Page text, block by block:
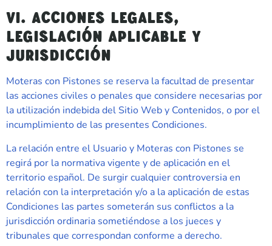
VI. ACCIONES LEGALES,
LEGISLACIÓN APLICABLE Y
JURISDICCIÓN
Moteras con Pistones se reserva la facultad de presentar
las acciones civiles o penales que considere necesarias por
la utilización indebida del Sitio Web y Contenidos, o por el
incumplimiento de las presentes Condiciones.
La relación entre el Usuario y Moteras con Pistones se
regirá por la normativa vigente y de aplicación en el
territorio español. De surgir cualquier controversia en
relación con la interpretación y/o a la aplicación de estas
Condiciones las partes someterán sus conflictos a la
jurisdicción ordinaria sometiéndose a los jueces y
tribunales que correspondan conforme a derecho.